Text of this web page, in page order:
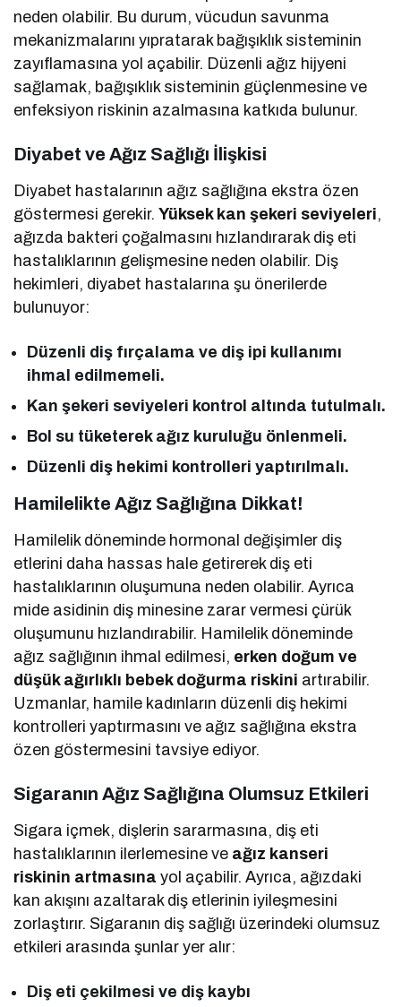
neden olabilir. Bu durum, vücudun savunma
mekanizmalarını yıpratarak bağışıklık sisteminin
zayıflamasına yol açabilir. Düzenli ağız hijyeni
sağlamak, bağışıklık sisteminin güçlenmesine ve
enfeksiyon riskinin azalmasına katkıda bulunur.
Diyabet ve Ağız Sağlığı İlişkisi
Diyabet hastalarının ağız sağlığına ekstra özen
göstermesi gerekir.Yüksek kan şekeri seviyeleri,
ağızda bakteri çoğalmasını hızlandırarak diş eti
hastalıklarının gelişmesine neden olabilir. Diş
hekimleri, diyabet hastalarına şu önerilerde
bulunuyor:
Düzenli diş fırçalama ve diş ipi kullanımı
ihmal edilmemeli.
Kan şekeri seviyeleri kontrol altında tutulmalı.
Bol su tüketerek ağız kuruluğu önlenmeli.
Düzenli diş hekimi kontrolleri yaptırılmalı.
Hamilelikte Ağız Sağlığına Dikkat!
Hamilelik döneminde hormonal değişimler diş
etlerini daha hassas hale getirerek diş eti
hastalıklarının oluşumuna neden olabilir. Ayrıca
mide asidinin diş minesine zarar vermesi çürük
oluşumunu hızlandırabilir. Hamilelik döneminde
ağız sağlığının ihmal edilmesi, erken doğum ve
düşük ağırlıklı bebek doğurma riskini artırabilir.
Uzmanlar, hamile kadınların düzenli diş hekimi
kontrolleri yaptırmasını ve ağız sağlığına ekstra
özen göstermesini tavsiye ediyor.
Sigaranın Ağız Sağlığına Olumsuz Etkileri
Sigara içmek, dişlerin sararmasına, diş eti
hastalıklarının ilerlemesine ve ağız kanseri
riskinin artmasına yol açabilir. Ayrıca, ağızdaki
kan akışını azaltarak diş etlerinin iyileşmesini
zorlaştırır. Sigaranın diş sağlığı üzerindeki olumsuz
etkileri arasında şunlar yer alır:
Diş eti çekilmesi ve diş kaybı